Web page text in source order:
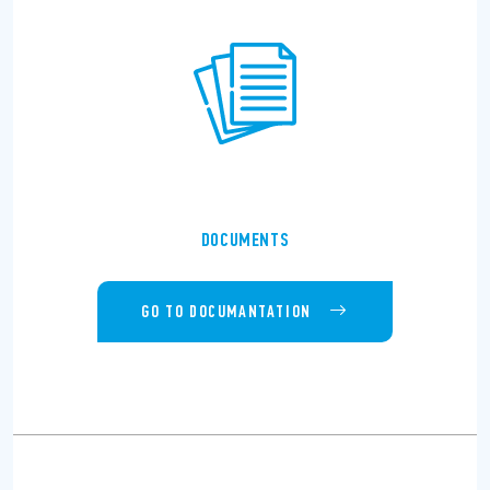
DOCUMENTS
GO TO DOCUMANTATION